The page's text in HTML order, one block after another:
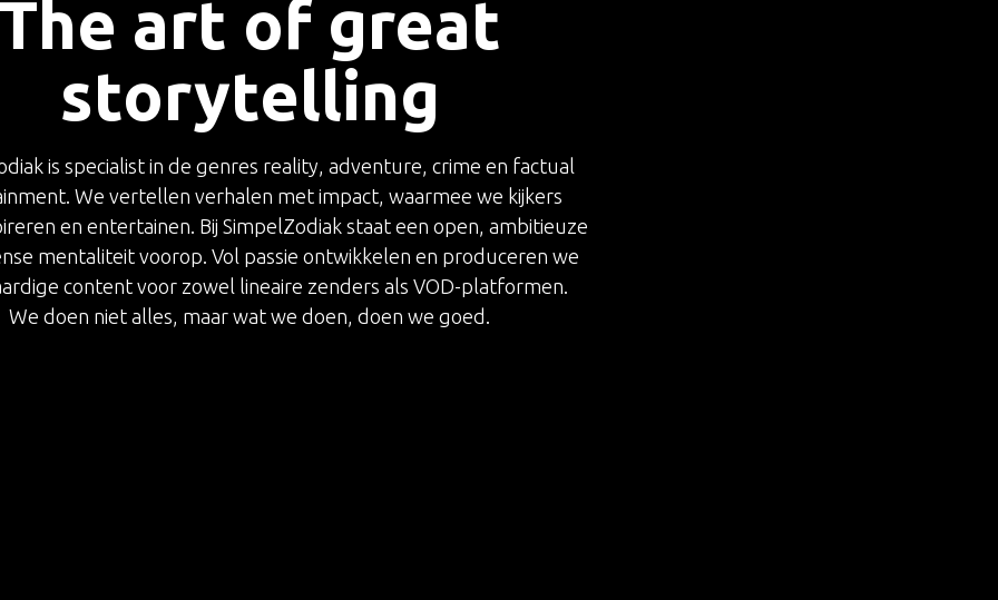
The art of great
storytelling
is specialist in de genres reality, adventure, crime en factual
We vertellen verhalen met impact, waarmee we kijkers
en entertainen. Bij SimpelZodiak staat een open, ambitieuze
mentaliteit voorop. Vol passie ontwikkelen en produceren we
content voor zowel lineaire zenders als VOD-platformen.
We doen niet alles, maar wat we doen, doen we goed.